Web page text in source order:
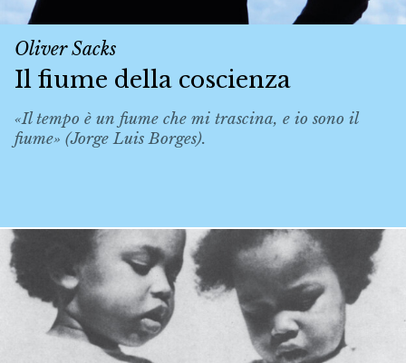
Oliver Sacks
Il fiume della coscienza
«Il tempo è un fiume che mi trascina, e io sono il
fiume» (Jorge Luis Borges).